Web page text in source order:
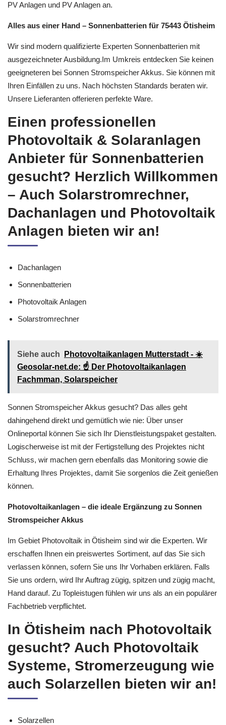
PV Anlagen und PV Anlagen an.
Alles aus einer Hand – Sonnenbatterien für 75443 Ötisheim
Wir sind modern qualifizierte Experten Sonnenbatterien mit
ausgezeichneter Ausbildung.Im Umkreis entdecken Sie keinen
geeigneteren bei Sonnen Stromspeicher Akkus. Sie können mit
Ihren Einfällen zu uns. Nach höchsten Standards beraten wir.
Unsere Lieferanten offerieren perfekte Ware.
Einen professionellen
Photovoltaik & Solaranlagen
Anbieter für Sonnenbatterien
gesucht? Herzlich Willkommen
– Auch Solarstromrechner,
Dachanlagen und Photovoltaik
Anlagen bieten wir an!
Dachanlagen
Sonnenbatterien
Photovoltaik Anlagen
Solarstromrechner
Siehe auch
Photovoltaikanlagen Mutterstadt - ☀️
Geosolar-net.de: ☝️ Der Photovoltaikanlagen
Fachmman, Solarspeicher
Sonnen Stromspeicher Akkus gesucht? Das alles geht
dahingehend direkt und gemütlich wie nie: Über unser
Onlineportal können Sie sich Ihr Dienstleistungspaket gestalten.
Logischerweise ist mit der Fertigstellung des Projektes nicht
Schluss, wir machen gern ebenfalls das Monitoring sowie die
Erhaltung Ihres Projektes, damit Sie sorgenlos die Zeit genießen
können.
Photovoltaikanlagen – die ideale Ergänzung zu Sonnen
Stromspeicher Akkus
Im Gebiet Photovoltaik in Ötisheim sind wir die Experten. Wir
erschaffen Ihnen ein preiswertes Sortiment, auf das Sie sich
verlassen können, sofern Sie uns Ihr Vorhaben erklären. Falls
Sie uns ordern, wird Ihr Auftrag zügig, spitzen und zügig macht,
Hand darauf. Zu Topleistugen fühlen wir uns als an ein populärer
Fachbetrieb verpflichtet.
In Ötisheim nach Photovoltaik
gesucht? Auch Photovoltaik
Systeme, Stromerzeugung wie
auch Solarzellen bieten wir an!
Solarzellen